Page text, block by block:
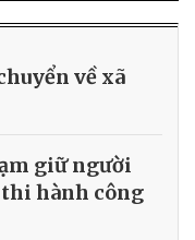
về xã
giữ người
hành công